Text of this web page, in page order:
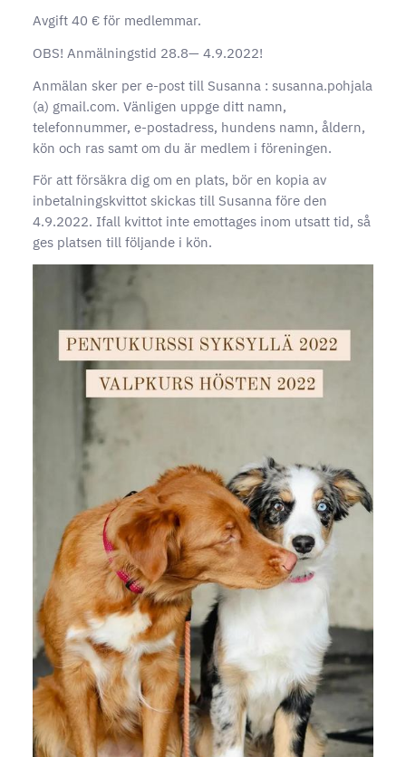
Avgift 40 € för medlemmar.
OBS! Anmälningstid 28.8— 4.9.2022!
Anmälan sker per e-post till Susanna : susanna.pohjala
(a) gmail.com. Vänligen uppge ditt namn,
telefonnummer, e-postadress, hundens namn, åldern,
kön och ras samt om du är medlem i föreningen.
För att försäkra dig om en plats, bör en kopia av
inbetalningskvittot skickas till Susanna före den
4.9.2022. Ifall kvittot inte emottages inom utsatt tid, så
ges platsen till följande i kön.